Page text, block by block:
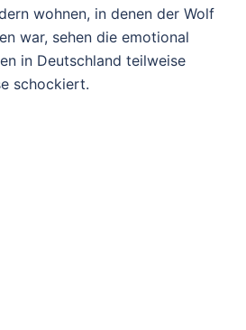
wohnen, in denen der Wolf
war, sehen die emotional
in Deutschland teilweise
schockiert.